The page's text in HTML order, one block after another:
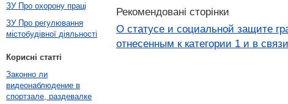
Рекомендовані сторінки
О статусе и социальной защите
отнесенным к категории 1 и в
ЗУ Про охорону праці
ЗУ Про регулювання
містобудівної діяльності
Корисні статті
Законно ли
видеонаблюдение в
спортзале, раздевалке